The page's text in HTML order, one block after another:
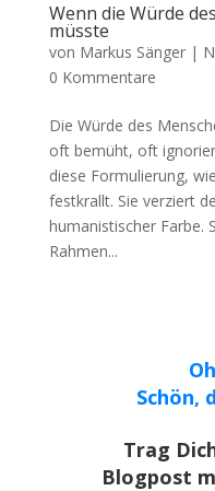
Wenn die Würde
müsste
von Markus Sänger|
0 Kommentare
Die Würde des
oft bemüht, oft
diese Formulierung,
festkrallt. Sie verziert
humanistischer Farbe.
Rahmen...
Schön,
Trag
Blogpost